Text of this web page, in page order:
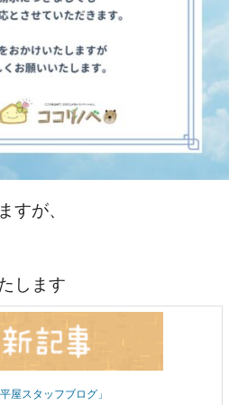
すが、
します
屋スタッフブログ」